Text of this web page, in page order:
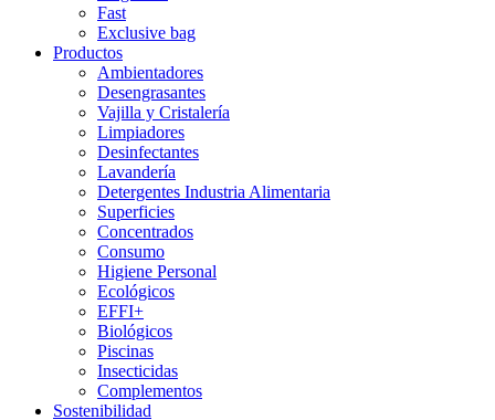
Fast
Exclusive bag
Productos
Ambientadores
Desengrasantes
Vajilla y Cristalería
Limpiadores
Desinfectantes
Lavandería
Detergentes Industria Alimentaria
Superficies
Concentrados
Consumo
Higiene Personal
Ecológicos
EFFI+
Biológicos
Piscinas
Insecticidas
Complementos
Sostenibilidad